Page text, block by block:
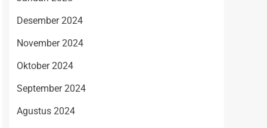
Desember 2024
November 2024
Oktober 2024
September 2024
Agustus 2024